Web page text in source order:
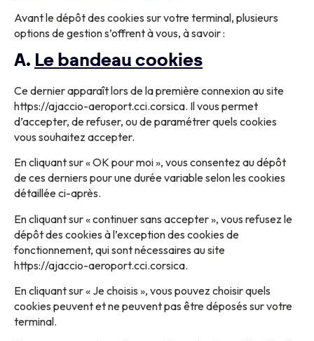
Avant le dépôt des cookies sur votre terminal, plusieurs
options de gestion s’offrent à vous, à savoir :
A. Le bandeau cookies
Ce dernier apparaît lors de la première connexion au site
https://ajaccio-aeroport.cci.corsica. Il vous permet
d’accepter, de refuser, ou de paramétrer quels cookies
vous souhaitez accepter.
En cliquant sur « OK pour moi », vous consentez au dépôt
de ces derniers pour une durée variable selon les cookies
détaillée ci-après.
En cliquant sur « continuer sans accepter », vous refusez le
dépôt des cookies à l’exception des cookies de
fonctionnement, qui sont nécessaires au site
https://ajaccio-aeroport.cci.corsica.
En cliquant sur « Je choisis », vous pouvez choisir quels
cookies peuvent et ne peuvent pas être déposés sur votre
terminal.